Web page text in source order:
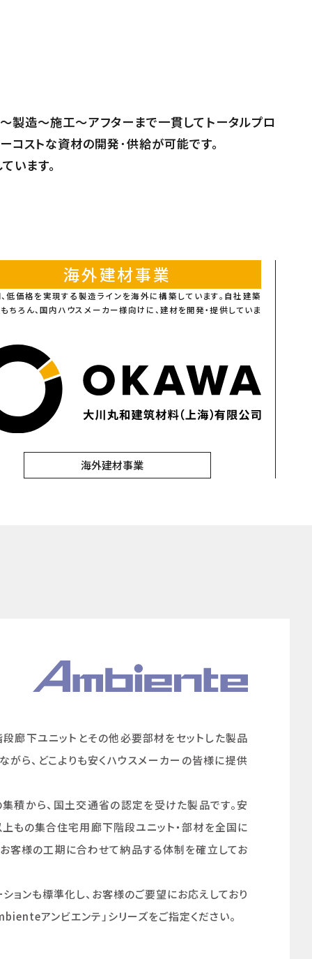
製造〜施工〜アフターまで一貫してトータルプロ
コストな資材の開発･供給が可能です。
います。
海外建材事業
低価格を実現する製造ラインを海外に構築しています。自社建築
ちろん、国内ハウスメーカー様向けに、建材を開発・提供していま
海外建材事業
廊下ユニットとその他必要部材をセットした製品
がら、どこよりも安くハウスメーカーの皆様に提供
積から、国土交通省の認定を受けた製品です。安
もの集合住宅用廊下階段ユニット・部材を全国に
客様の工期に合わせて納品する体制を確立してお
ョンも標準化し、お客様のご要望にお応えしており
アンビエンテ」シリーズをご指定ください。